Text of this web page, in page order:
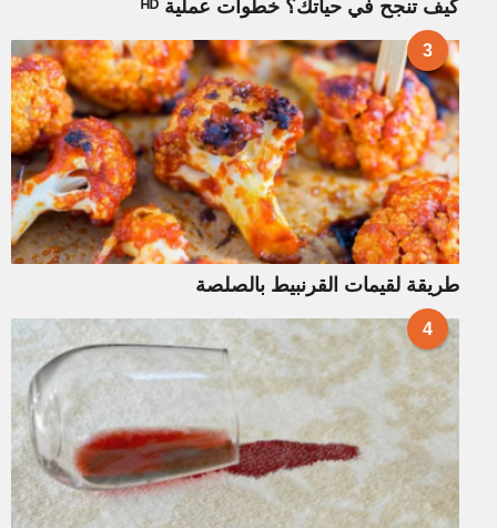
كيف تنجح في حياتك؟ خطوات عملية ᴴᴰ
3
طريقة لقيمات القرنبيط بالصلصة
4